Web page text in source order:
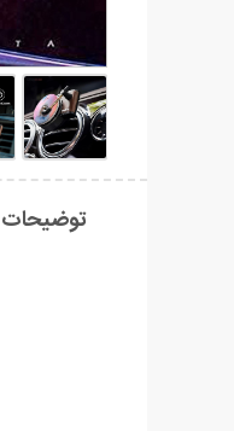
توضیحات